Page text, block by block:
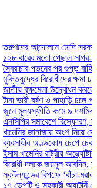
আন্দোলনে মোদি সরকার
বারের মতো পেছাল সাগর-রুনি
পতনের পর গুপ্ত বাহিনীর
বিরোধীদের ক্ষমা চাইতে
বৃক্ষমেলা উদ্বোধন করলেন
ভারী বর্ষণ ও পাহাড়ি ঢলে
মূল্যস্ফীতি কমে ৯ দশমিক ১৬
সমাবেশে বিস্ফোরণ,
জানাজায় অংশ নিয়ে দেশে
অণ্ডকোষ চেপে চেক-
খামেনির রাষ্ট্রীয়
দলকে জয়নুল আবদিন,
বিপক্ষে ‘বাঁচা-মরার
ও সহকারী অ্যাটর্নি